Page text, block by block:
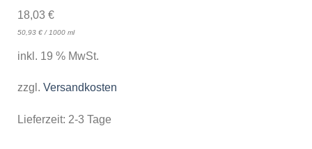
18,03 €
50,93 €/ 1000 ml
inkl. 19 % MwSt.
zzgl. Versandkosten
Lieferzeit: 2-3 Tage